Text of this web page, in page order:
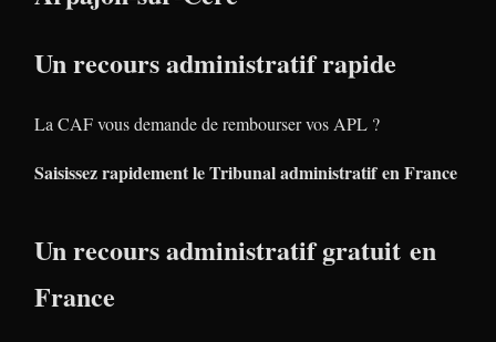
Un recours administratif rapide
La CAF vous demande de rembourser vos APL ?
Saisissez rapidement le Tribunal administratif en France
Un recours administratif gratuit en
France